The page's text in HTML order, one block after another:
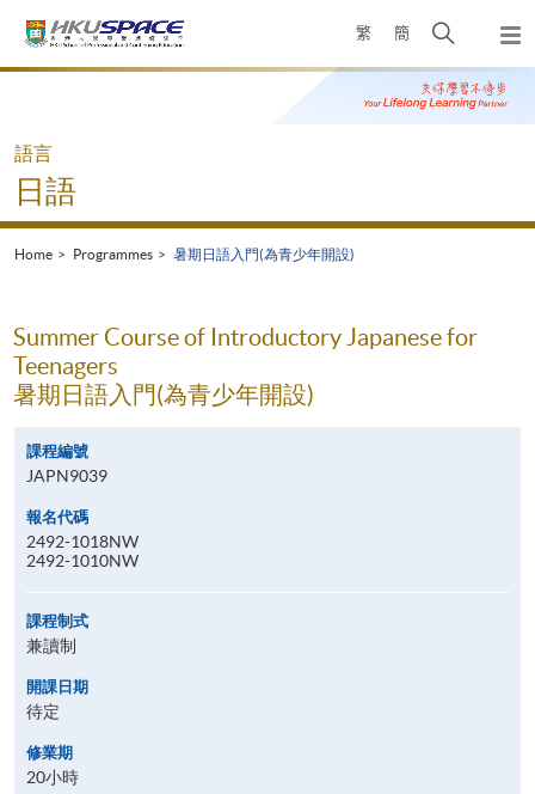
繁 簡
Open
search
panel
Main
語言
日語
Home Programmes 暑期日語入門(為青少年開設)
Summer Course of Introductory Japanese for
Teenagers
暑期日語入門(為青少年開設)
課程編號
JAPN9039
報名代碼
2492-1018NW
2492-1010NW
課程制式
兼讀制
開課日期
待定
修業期
20小時